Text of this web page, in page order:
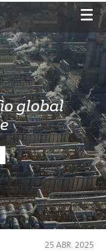
global
Share
25 ABR. 2025